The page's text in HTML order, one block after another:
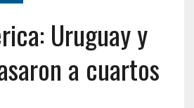
Uruguay y
a cuartos